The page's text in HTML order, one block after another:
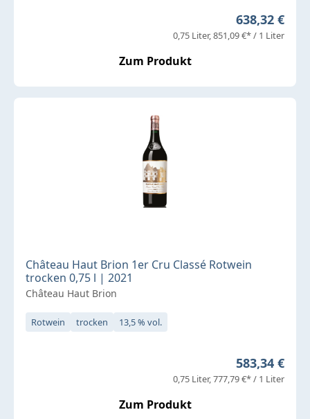
Regulärer
638,32 €
0,75 Liter 851,09 €* / 1 Liter
Zum Produkt
Château Haut Brion 1er Cru Classé Rotwein
trocken 0,75 l | 2021
Château Haut Brion
Rotwein trocken 13,5 % vol.
Regulärer
583,34 €
0,75 Liter 777,79 €* / 1 Liter
Zum Produkt